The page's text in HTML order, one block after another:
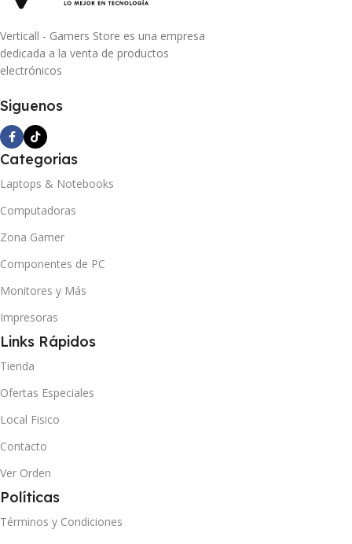
Verticall - Gamers Store es una empresa
dedicada a la venta de productos
electrónicos
Siguenos
Categorias
Laptops & Notebooks
Computadoras
Zona Gamer
Componentes de PC
Monitores y Más
Impresoras
Links Rápidos
Tienda
Ofertas Especiales
Local Fisico
Contacto
Ver Orden
Políticas
Términos y Condiciones